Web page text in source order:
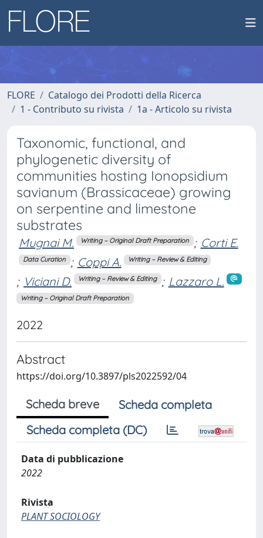
FLORE
Catalogo dei Prodotti della Ricerca
1 - Contributo su rivista
1a - Articolo su rivista
Taxonomic, functional, and
phylogenetic diversity of
communities hosting Ionopsidium
savianum (Brassicaceae) growing
on serpentine and limestone
substrates
Mugnai M. Writing – Original Draft Preparation ; Corti E.
Data Curation ; Coppi A. Writing – Review & Editing
; Viciani D. Writing – Review & Editing ; Lazzaro L.
Writing – Original Draft Preparation
2022
Abstract
https://doi.org/10.3897/pls2022592/04
Scheda breve
Scheda completa
Scheda completa (DC)
Data di pubblicazione
2022
Rivista
PLANT SOCIOLOGY